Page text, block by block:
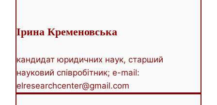
Ірина Кременовська
кандидат юридичних наук, старший
науковий співробітник; e-mail:
elresearchcenter@gmail.com